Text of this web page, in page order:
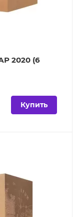
2020 (6
Купить